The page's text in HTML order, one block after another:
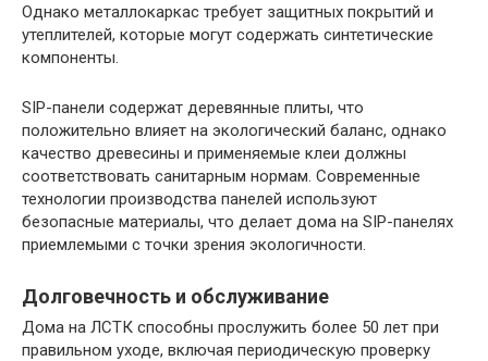
Однако металлокаркас требует защитных покрытий и
утеплителей, которые могут содержать синтетические
компоненты.
SIP-панели содержат деревянные плиты, что
положительно влияет на экологический баланс, однако
качество древесины и применяемые клеи должны
соответствовать санитарным нормам. Современные
технологии производства панелей используют
безопасные материалы, что делает дома на SIP-панелях
приемлемыми с точки зрения экологичности.
Долговечность и обслуживание
Дома на ЛСТК способны прослужить более 50 лет при
правильном уходе, включая периодическую проверку